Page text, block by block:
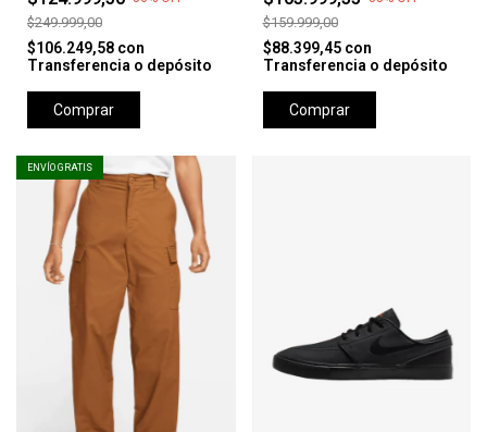
$249.999,00
$106.249,58 con
Transferencia o depósito
Comprar
$159.999,00
$88.399,45 con
Transferencia o depósito
Comprar
ENVÍO GRATIS